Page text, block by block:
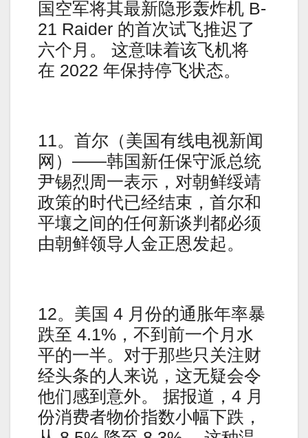
国空军将其最新隐形轰炸机 B-
21 Raider 的首次试飞推迟了
六个月。 这意味着该飞机将
在 2022 年保持停飞状态。
11。首尔（美国有线电视新闻
网）——韩国新任保守派总统
尹锡烈周一表示，对朝鲜绥靖
政策的时代已经结束，首尔和
平壤之间的任何新谈判都必须
由朝鲜领导人金正恩发起。
12。美国 4 月份的通胀年率暴
跌至 4.1%，不到前一个月水
平的一半。对于那些只关注财
经头条的人来说，这无疑会令
他们感到意外。 据报道，4 月
份消费者物价指数小幅下跌，